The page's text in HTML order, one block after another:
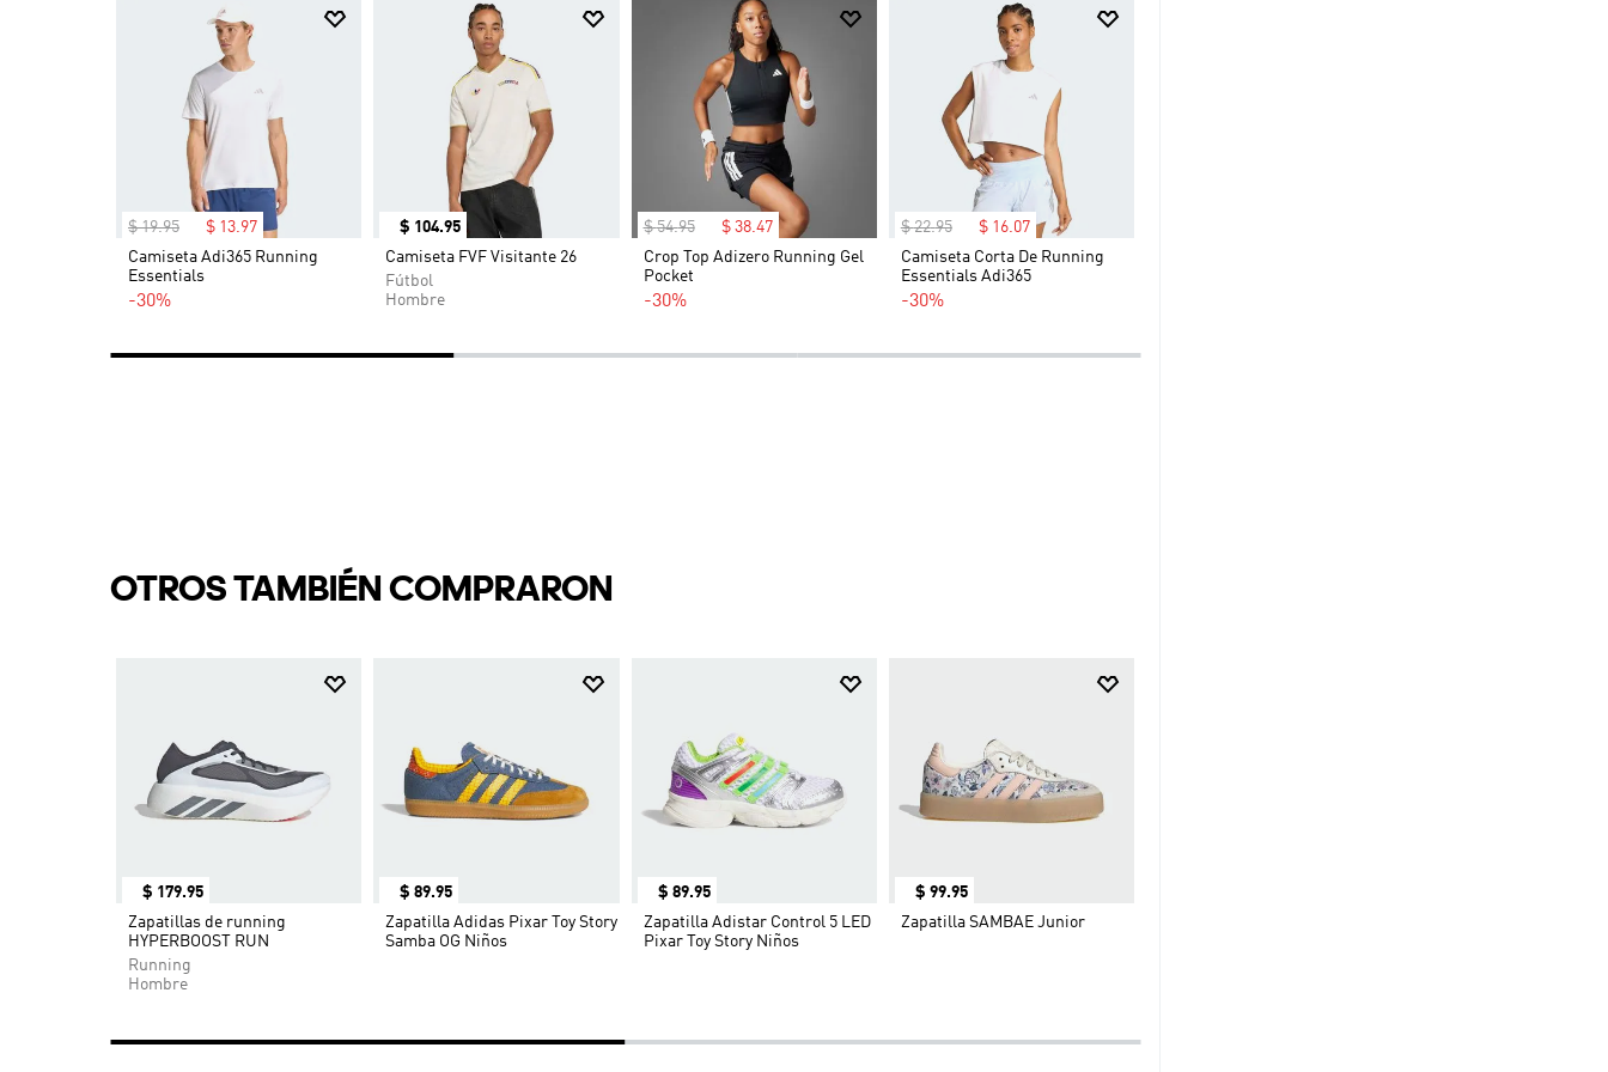
$ 19.95 $ 13.97
Camiseta Adi365 Running
Essentials
-30%
$ 104.95
Camiseta FVF Visitante 26
Fútbol
Hombre
$ 54.95 $ 38.47
Crop Top Adizero Running Gel
Pocket
-30%
$ 22.95 $ 16.07
Camiseta Corta De Running
Essentials Adi365
-30%
OTROS TAMBIÉN COMPRARON
$ 179.95
Zapatillas de running
HYPERBOOST RUN
Running
Hombre
$ 89.95
Zapatilla Adidas Pixar Toy Story
Samba OG Niños
$ 89.95
Zapatilla Adistar Control 5 LED
Pixar Toy Story Niños
$ 99.95
Zapatilla SAMBAE Junior